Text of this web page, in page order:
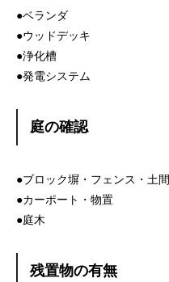
●ベランダ
●ウッドデッキ
●浄化槽
●発電システム
庭の確認
●ブロック塀・フェンス・土間
●カーポート・物置
●庭木
残置物の有無